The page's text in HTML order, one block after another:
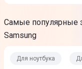
Самые популярные
Samsung
Для ноутбука